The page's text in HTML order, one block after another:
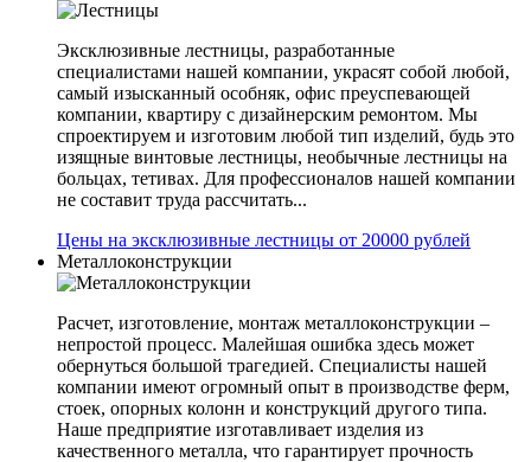
Эксклюзивные лестницы, разработанные
специалистами нашей компании, украсят собой любой,
самый изысканный особняк, офис преуспевающей
компании, квартиру с дизайнерским ремонтом. Мы
спроектируем и изготовим любой тип изделий, будь это
изящные винтовые лестницы, необычные лестницы на
больцах, тетивах. Для профессионалов нашей компании
не составит труда рассчитать...
Цены на эксклюзивные лестницы от 20000 рублей
Металлоконструкции
Расчет, изготовление, монтаж металлоконструкции –
непростой процесс. Малейшая ошибка здесь может
обернуться большой трагедией. Специалисты нашей
компании имеют огромный опыт в производстве ферм,
стоек, опорных колонн и конструкций другого типа.
Наше предприятие изготавливает изделия из
качественного металла, что гарантирует прочность